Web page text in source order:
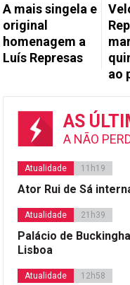
A mais singela e
original
homenagem a
Luís Represas
ao
AS
A NÃO
Atualidade 11h19
Ator Rui de Sá
Atualidade 21h39
Palácio de
Lisboa
Atualidade 12h58